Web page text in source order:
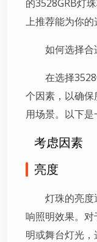
的3528GRB灯
上推荐能为你的
如何选择合
在选择
个因素，以确
用场景。以下是
考虑因素
亮度
灯珠的亮
响照明效果。
明或舞台灯光